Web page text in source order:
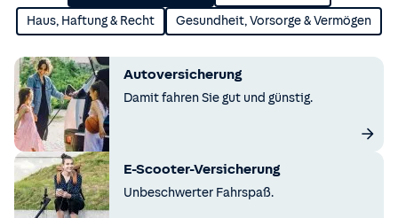
Haus, Haftung & Recht Gesundheit, Vorsorge & Vermögen
Autoversicherung
Damit fahren Sie gut und günstig.
E-Scooter-Versicherung
Unbeschwerter Fahrspaß.